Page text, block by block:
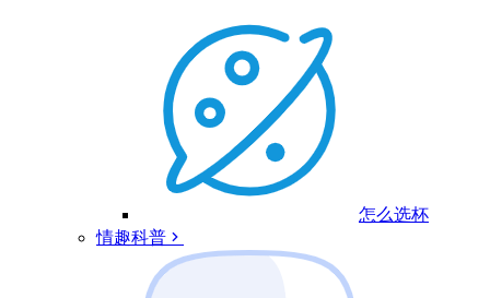
怎么选杯
情趣科普